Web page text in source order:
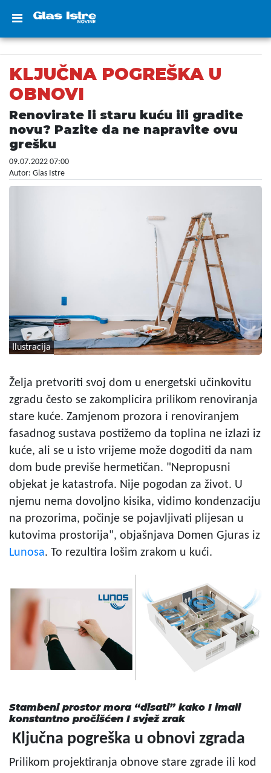
KLJUČNA POGREŠKA U
OBNOVI
Renovirate li staru kuću ili gradite
novu? Pazite da ne napravite ovu
grešku
09.07.2022 07:00
Autor: Glas Istre
Ilustracija
Želja pretvoriti svoj dom u energetski učinkovitu
zgradu često se zakomplicira prilikom renoviranja
stare kuće. Zamjenom prozora i renoviranjem
fasadnog sustava postižemo da toplina ne izlazi iz
kuće, ali se u isto vrijeme može dogoditi da nam
dom bude previše hermetičan. "Nepropusni
objekat je katastrofa. Nije pogodan za život. U
njemu nema dovoljno kisika, vidimo kondenzaciju
na prozorima, počinje se pojavljivati plijesan u
kutovima prostorija", objašnjava Domen Gjuras iz
Lunosa. To rezultira lošim zrakom u kući.
Stambeni prostor mora “disati” kako I imali
konstantno pročišćen I svjež zrak
Ključna pogreška u obnovi zgrada
Prilikom projektiranja obnove stare zgrade ili kod